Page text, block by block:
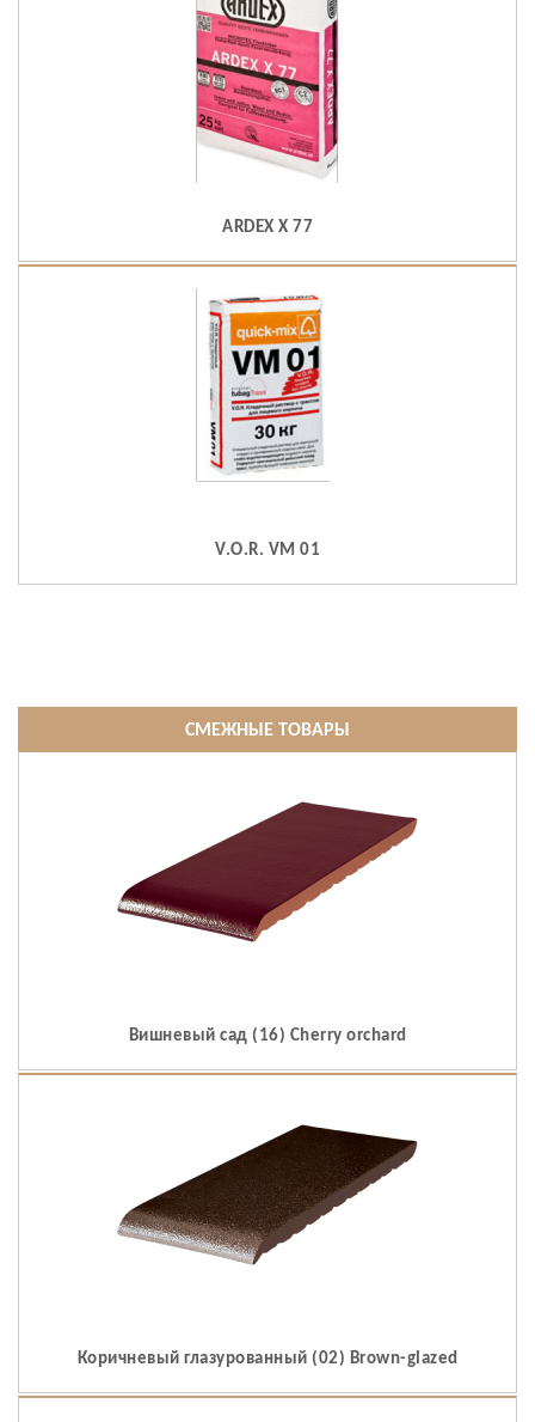
ARDEX X 77
V.O.R. VM 01
СМЕЖНЫЕ ТОВАРЫ
Вишневый сад (16) Cherry orchard
Коричневый глазурованный (02) Brown-glazed